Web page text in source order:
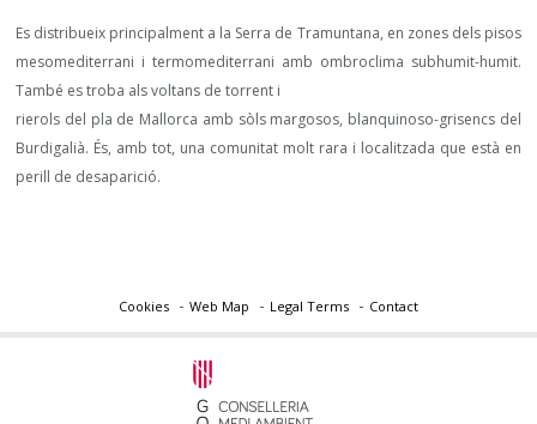
Es distribueix principalment a la Serra de Tramuntana, en zones dels pisos
mesomediterrani i termomediterrani amb ombroclima subhumit-humit.
També es troba als voltans de torrent i
rierols del pla de Mallorca amb sòls margosos, blanquinoso-grisencs del
Burdigalià. És, amb tot, una comunitat molt rara i localitzada que està en
perill de desaparició.
Cookies Web Map Legal Terms Contact